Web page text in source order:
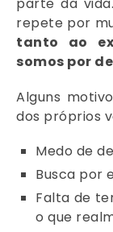
parte da
repete por
tanto ao
somos por
Alguns
dos próprios
Medo de
Busca por
Falta de
o que